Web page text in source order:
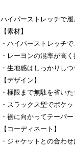
ハイパーストレッチで履
【素材】
・ハイパーストレッチ
・レーヨンの混率が高
・生地感はしっかりし
【デザイン】
・極限まで無駄を省い
・スラックス型でポケ
・裾に向かってテーパ
【コーディネート】
・ジャケットとの合わ